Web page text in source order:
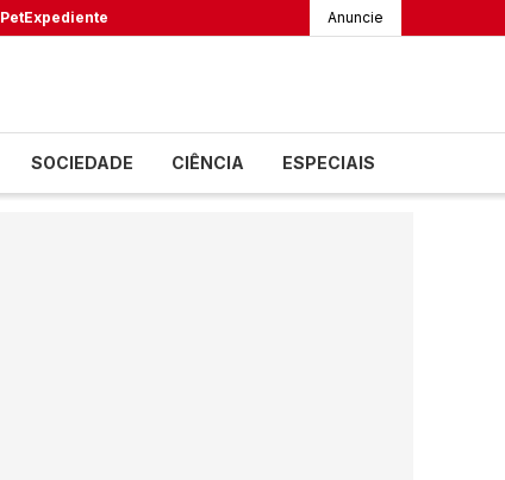
PetExpediente Anuncie
SOCIEDADE CIÊNCIA ESPECIAIS